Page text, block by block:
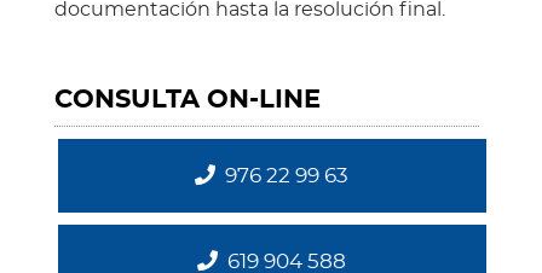
documentación hasta la resolución final.
CONSULTA ON-LINE
976 22 99 63
619 904 588